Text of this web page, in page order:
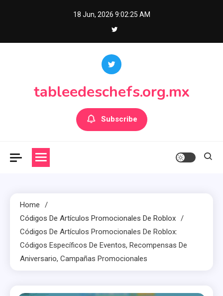
18 Jun, 2026 9:02:26 AM
tableedeschefs.org.mx
Subscribe
Home
Códigos De Artículos Promocionales De Roblox
Códigos De Artículos Promocionales De Roblox:
Códigos Específicos De Eventos, Recompensas De
Aniversario, Campañas Promocionales